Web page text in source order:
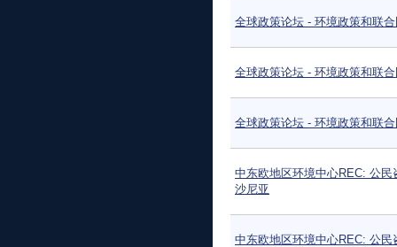
全球政策论坛 - 环境政策和联
全球政策论坛 - 环境政策和联
全球政策论坛 - 环境政策和联
中东欧地区环境中心REC: 公民
沙尼亚
中东欧地区环境中心REC: 公民